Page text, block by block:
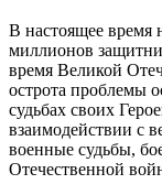
В настоящее время
миллионов
время Великой
острота проблемы
судьбах своих
взаимодействии с
военные судьбы,
Отечественной